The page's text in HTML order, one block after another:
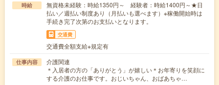
時給
無資格未経験：時給1350円～ 経験者：時給1400円～★日
払い／週払い制度あり（月払いも選べます）※稼働開始時は
手続き完了次第のお支払いとなります。
交通費
交通費全額支給※規定有
仕事内容
介護関連
＊入居者の方の「ありがとう」が嬉しい＊お年寄りを笑顔に
する介護のお仕事です。おじいちゃん、おばあちゃ…